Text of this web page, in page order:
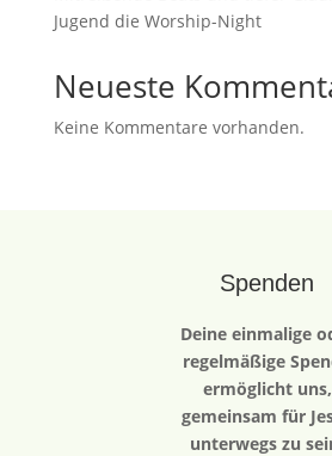
Jugend die Worship-Night
Neueste
Keine Kommentare vorhanden.
Spenden
Deine einmalige
regelmäßige
ermöglicht uns,
gemeinsam für
unterwegs zu